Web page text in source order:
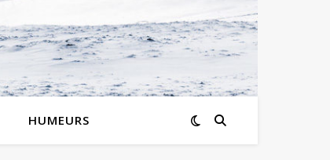
HUMEURS